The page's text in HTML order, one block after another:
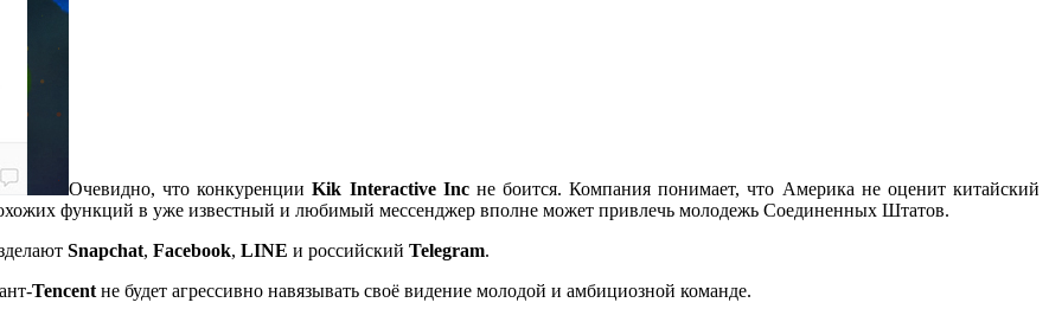
Очевидно, что конкуренцииKik Interactive Inc не боится. Компания понимает, что Америка не оценит китайский
функций в уже известный и любимый мессенджер вполне может привлечь молодежь Соединенных Штатов.
Snapchat, Facebook, LINE и российский Telegram.
Tencent не будет агрессивно навязывать своё видение молодой и амбициозной команде.